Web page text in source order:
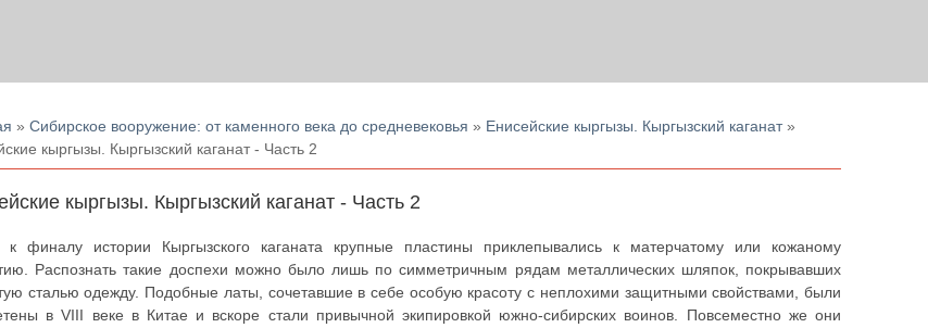
»Сибирское вооружение: от каменного века до средневековья » Енисейские кыргызы. Кыргызский каганат»
кыргызы. Кыргызский каганат - Часть 2
кыргызы. Кыргызский каганат - Часть 2
к финалу истории Кыргызского каганата крупные пластины приклепывались к матерчатому или кожаному
Распознать такие доспехи можно было лишь по симметричным рядам металлических шляпок, покрывавших
сталью одежду. Подобные латы, сочетавшие в себе особую красоту с неплохими защитными свойствами, были
в VIII веке в Китае и вскоре стали привычной экипировкой южно-сибирских воинов. Повсеместно же они